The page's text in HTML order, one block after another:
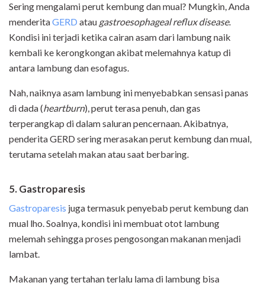
Sering mengalami perut kembung dan mual? Mungkin, Anda
menderitaGERD atau gastroesophageal reflux disease.
Kondisi ini terjadi ketika cairan asam dari lambung naik
kembali ke kerongkongan akibat melemahnya katup di
antara lambung dan esofagus.
Nah, naiknya asam lambung ini menyebabkan sensasi panas
di dada (heartburn), perut terasa penuh, dan gas
terperangkap di dalam saluran pencernaan. Akibatnya,
penderita GERD sering merasakan perut kembung dan mual,
terutama setelah makan atau saat berbaring.
5. Gastroparesis
Gastroparesis juga termasuk penyebab perut kembung dan
mual lho. Soalnya, kondisi ini membuat otot lambung
melemah sehingga proses pengosongan makanan menjadi
lambat.
Makanan yang tertahan terlalu lama di lambung bisa